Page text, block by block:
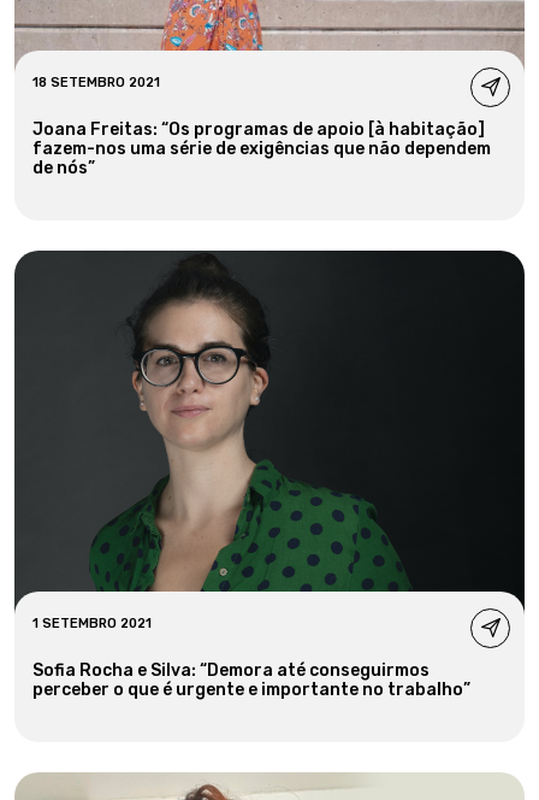
18 SETEMBRO 2021
Joana Freitas: “Os programas de apoio [à habitação]
fazem-nos uma série de exigências que não dependem
de nós”
1 SETEMBRO 2021
Sofia Rocha e Silva: “Demora até conseguirmos
perceber o que é urgente e importante no trabalho”